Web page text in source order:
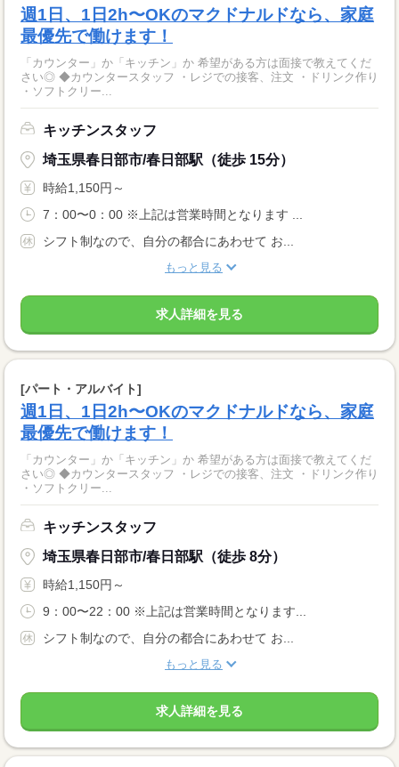
週1日、1日2h〜OKのマクドナルドなら、家庭
最優先で働けます！
「カウンター」か「キッチン」か 希望がある方は面接で教えてくだ
さい◎ ◆カウンタースタッフ ・レジでの接客、注文 ・ドリンク作り
・ソフトクリー...
キッチンスタッフ
埼玉県春日部市/春日部駅（徒歩 15分）
時給1,150円～
7：00〜0：00 ※上記は営業時間となります ...
シフト制なので、自分の都合にあわせて お...
もっと見る
求人詳細を見る
[パート・アルバイト]
週1日、1日2h〜OKのマクドナルドなら、家庭
最優先で働けます！
「カウンター」か「キッチン」か 希望がある方は面接で教えてくだ
さい◎ ◆カウンタースタッフ ・レジでの接客、注文 ・ドリンク作り
・ソフトクリー...
キッチンスタッフ
埼玉県春日部市/春日部駅（徒歩 8分）
時給1,150円～
9：00〜22：00 ※上記は営業時間となります...
シフト制なので、自分の都合にあわせて お...
もっと見る
求人詳細を見る